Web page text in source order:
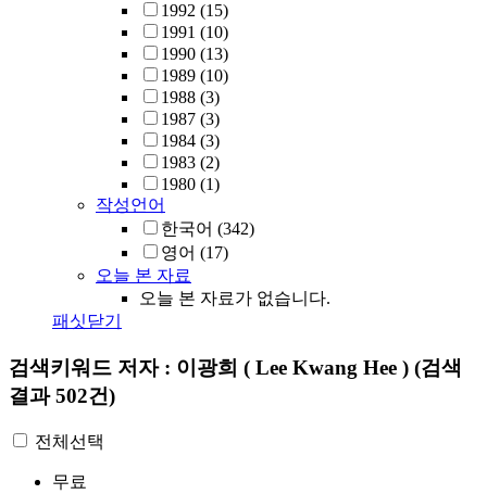
1992 (15)
1991 (10)
1990 (13)
1989 (10)
1988 (3)
1987 (3)
1984 (3)
1983 (2)
1980 (1)
작성언어
한국어 (342)
영어 (17)
오늘 본 자료
오늘 본 자료가 없습니다.
패싯닫기
검색키워드 저자 : 이광희 ( Lee Kwang Hee ) (검색
결과 502건)
전체선택
무료